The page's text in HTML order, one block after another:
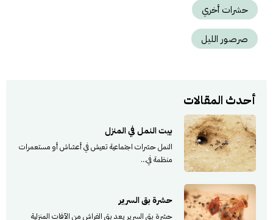
حشرات أخري
صرصور الليل
أحدث المقالات
بيت النمل في المنزل
النمل حشرات اجتماعية تعيش في أعشاش أو مستعمرات
منظمة في...
حشرة بق السرير
حشرة بق السرير يعد بق الفراش من الآفات المنزلية